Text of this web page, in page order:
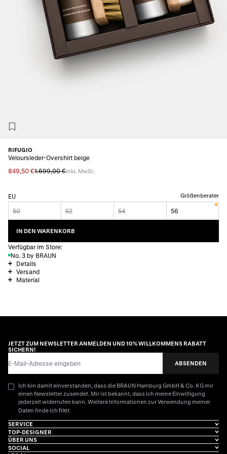
RIFUGIO
Veloursleder-Overshirt beige
849,50 €1.699,00 €inkl. MwSt.
EU Größenberater
50 52 54 56
IN DEN WARENKORB
Verfügbar im Store:
No. 3 by BRAUN
Details
Versand
Material
JETZT ZUM NEWSLETTER ANMELDEN UND 10% WILLKOMMENS RABATT
SICHERN!
ABSENDEN
Ich bin damit einverstanden, dass die BRAUN Hamburg GmbH & Co. KG mir
einen Newsletter zusendet. Mir ist bekannt, dass ich meine Einwilligung
jederzeit widerrufen kann. Weitere Informationen zur Verwendung meiner
Daten finde ich hier.
SERVICE
TOP-DESIGNER
ÜBER UNS
SOCIAL